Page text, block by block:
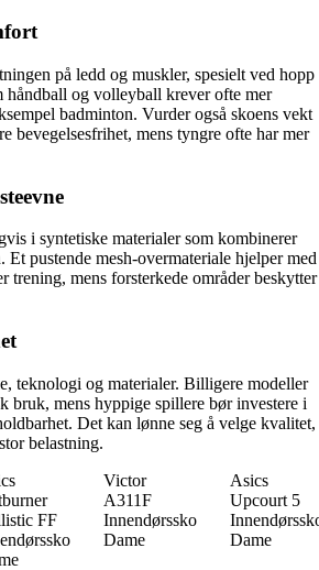
på ledd og muskler, spesielt ved hopp
håndball og volleyball krever ofte mer
badminton. Vurder også skoens vekt
bevegelsesfrihet, mens tyngre ofte har mer
i syntetiske materialer som kombinerer
pustende mesh-overmateriale hjelper med
trening, mens forsterkede områder beskytter
teknologi og materialer. Billigere modeller
bruk, mens hyppige spillere bør investere i
Det kan lønne seg å velge kvalitet,
belastning.
FF
Victor
A311F
Innendørssko
Dame
Asics
Upcourt 5
Dame